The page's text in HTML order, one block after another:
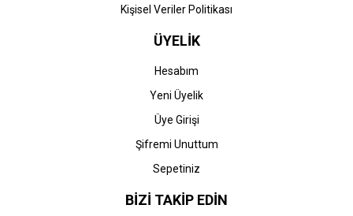
Kişisel Veriler Politikası
ÜYELİK
Hesabım
Yeni Üyelik
Üye Girişi
Şifremi Unuttum
Sepetiniz
BİZİ TAKİP EDİN